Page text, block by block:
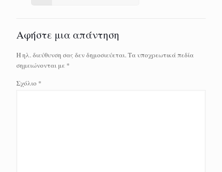
Αφήστε μια απάντηση
Η ηλ. διεύθυνση σας δεν δημοσιεύεται.Τα υποχρεωτικά πεδία
σημειώνονται με *
Σχόλιο *